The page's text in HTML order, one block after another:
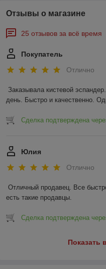
Отзывы о магазине
25 отзывов за всё время
Покупатель
Отлично
Заказывала кистевой
день. Быстро и качественно.
Сделка подтверждена
Юлия
Отлично
Отличный продавец. Все
есть такие продавцы.
Сделка подтверждена
Показать